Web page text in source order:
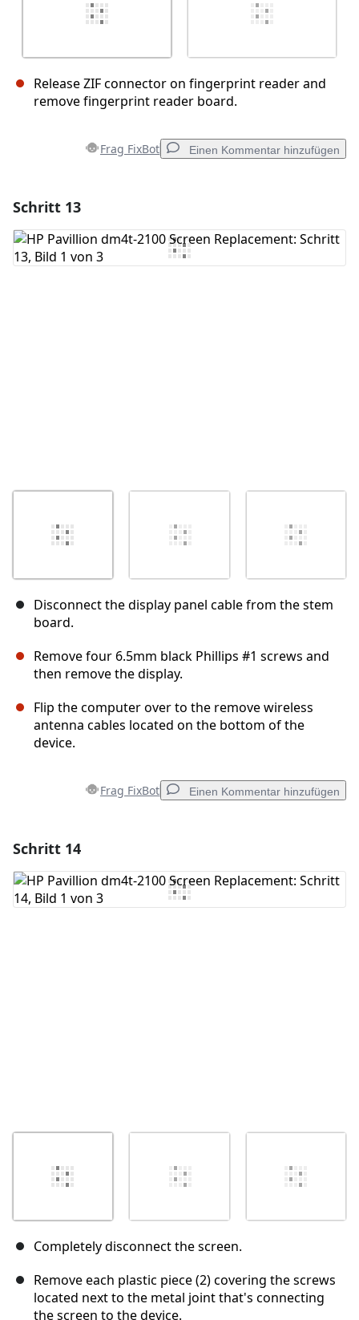
Release ZIF connector on fingerprint reader and
remove fingerprint reader board.
Frag FixBot Einen Kommentar hinzufügen
Kommentar hinzufügen
Schritt 13
Disconnect the display panel cable from the stem
board.
Remove four 6.5mm black Phillips #1 screws and
then remove the display.
Flip the computer over to the remove wireless
antenna cables located on the bottom of the
device.
Frag FixBot Einen Kommentar hinzufügen
Kommentar hinzufügen
Schritt 14
Completely disconnect the screen.
Remove each plastic piece (2) covering the screws
located next to the metal joint that's connecting
the screen to the device.